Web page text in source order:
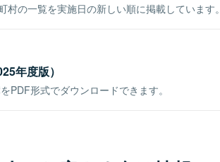
村の一覧を実施日の新しい順に掲載しています。
年度版）
PDF形式でダウンロードできます。